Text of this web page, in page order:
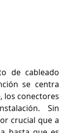
de cableado
se centra
los conectores
Sin
crucial que a